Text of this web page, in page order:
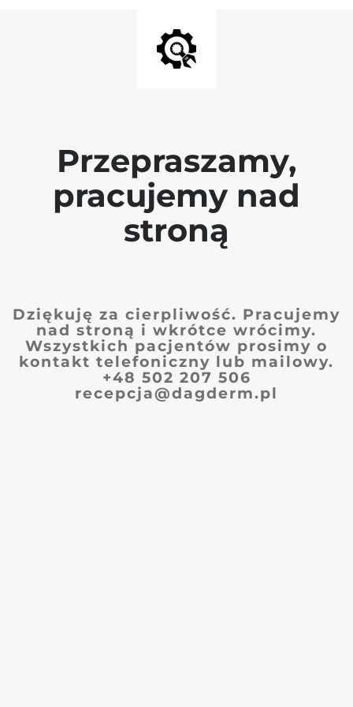
Przepraszamy,
pracujemy nad
stroną
Dziękuję za cierpliwość. Pracujemy
nad stroną i wkrótce wrócimy.
Wszystkich pacjentów prosimy o
kontakt telefoniczny lub mailowy.
+48 502 207 506
recepcja@dagderm.pl